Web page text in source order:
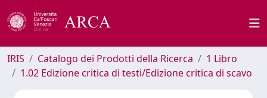
IRIS Catalogo dei Prodotti della Ricerca
1 Libro
1.02 Edizione critica di testi/Edizione critica di scavo